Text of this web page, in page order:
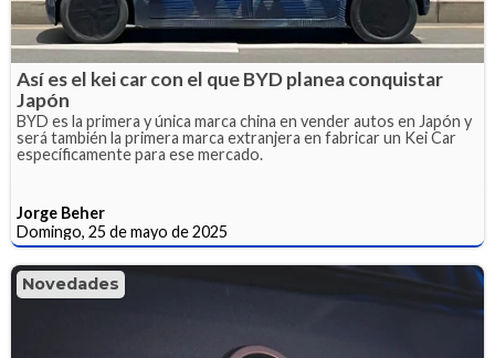
Así es el kei car con el que BYD planea conquistar
Japón
BYD es la primera y única marca china en vender autos en Japón y
será también la primera marca extranjera en fabricar un Kei Car
específicamente para ese mercado.
Jorge Beher
Domingo, 25 de mayo de 2025
Novedades